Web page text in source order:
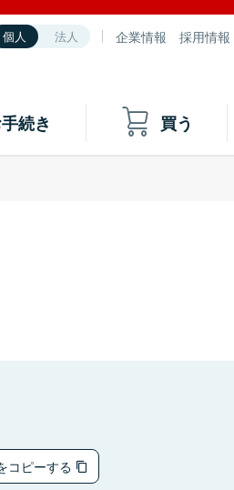
個人 法人 企業情報 採用情報
続き 買う
コピーする